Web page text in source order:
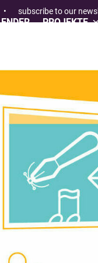
• subscribe to our
PROJEKTE